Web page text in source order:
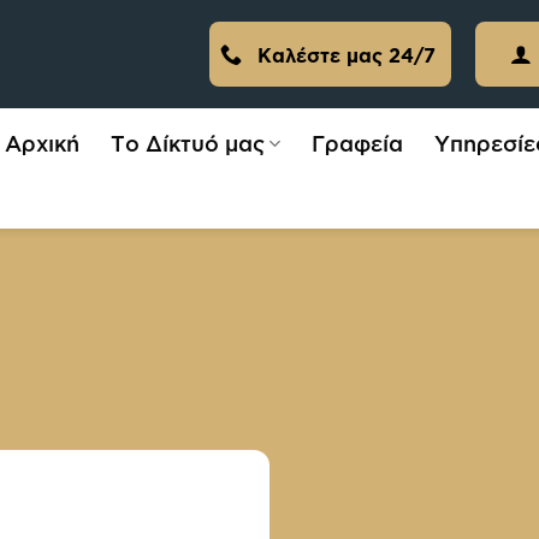
Καλέστε μας 24/7
Αρχική Το Δίκτυό μας Γραφεία